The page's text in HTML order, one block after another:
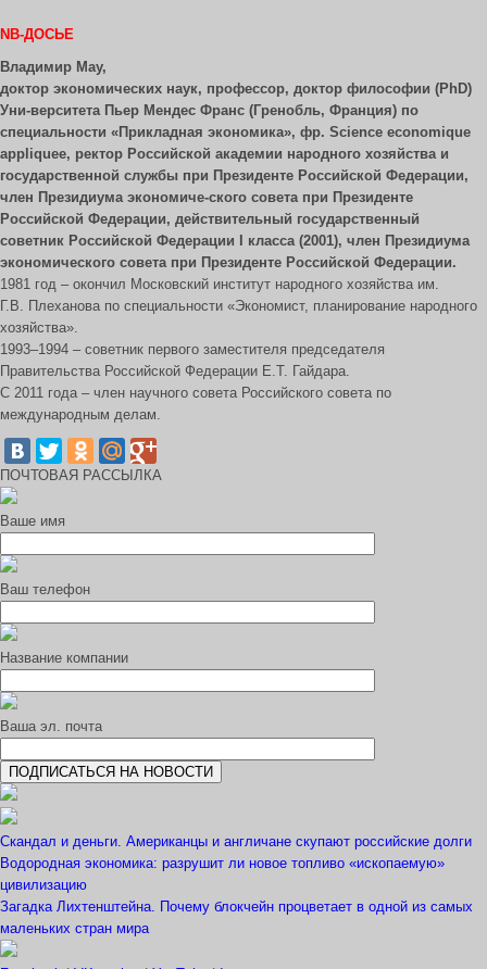
NB-ДОСЬЕ
Владимир Мау,
доктор экономических наук, профессор, доктор философии (PhD)
Уни-верситета Пьер Мендес Франс (Гренобль, Франция) по
специальности «Прикладная экономика», фр. Science economique
appliquee, ректор Российской академии народного хозяйства и
государственной службы при Президенте Российской Федерации,
член Президиума экономиче-ского совета при Президенте
Российской Федерации, действительный государственный
советник Российской Федерации I класса (2001), член Президиума
экономического совета при Президенте Российской Федерации.
1981 год – окончил Московский институт народного хозяйства им.
Г.В. Плеханова по специальности «Экономист, планирование народного
хозяйства».
1993–1994 – советник первого заместителя председателя
Правительства Российской Федерации Е.Т. Гайдара.
С 2011 года – член научного совета Российского совета по
международным делам.
ПОЧТОВАЯ РАССЫЛКА
Ваше имя
Ваш телефон
Название компании
Ваша эл. почта
Скандал и деньги. Американцы и англичане скупают российские долги
Водородная экономика: разрушит ли новое топливо «ископаемую»
цивилизацию
Загадка Лихтенштейна. Почему блокчейн процветает в одной из самых
маленьких стран мира